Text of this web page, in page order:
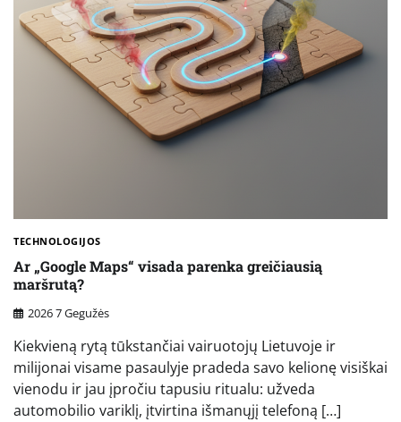
TECHNOLOGIJOS
Ar „Google Maps“ visada parenka greičiausią
maršrutą?
2026 7 Gegužės
Kiekvieną rytą tūkstančiai vairuotojų Lietuvoje ir
milijonai visame pasaulyje pradeda savo kelionę visiškai
vienodu ir jau įpročiu tapusiu ritualu: užveda
automobilio variklį, įtvirtina išmanųjį telefoną […]